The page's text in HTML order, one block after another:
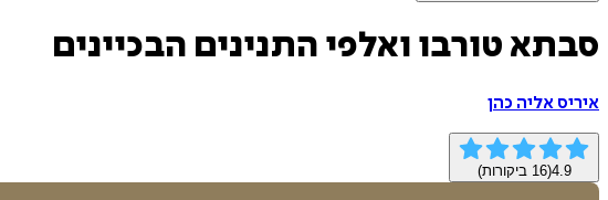
סבתא טורבו ואלפי התנינים הבכיינים
איריס אליה כהן
4.9
(
16 ביקורות)